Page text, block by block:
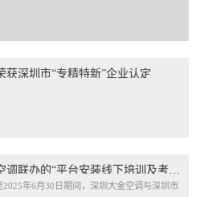
获深圳市“专精特新”企业认定
2025年6月30日期间，深圳大金空调与深圳市